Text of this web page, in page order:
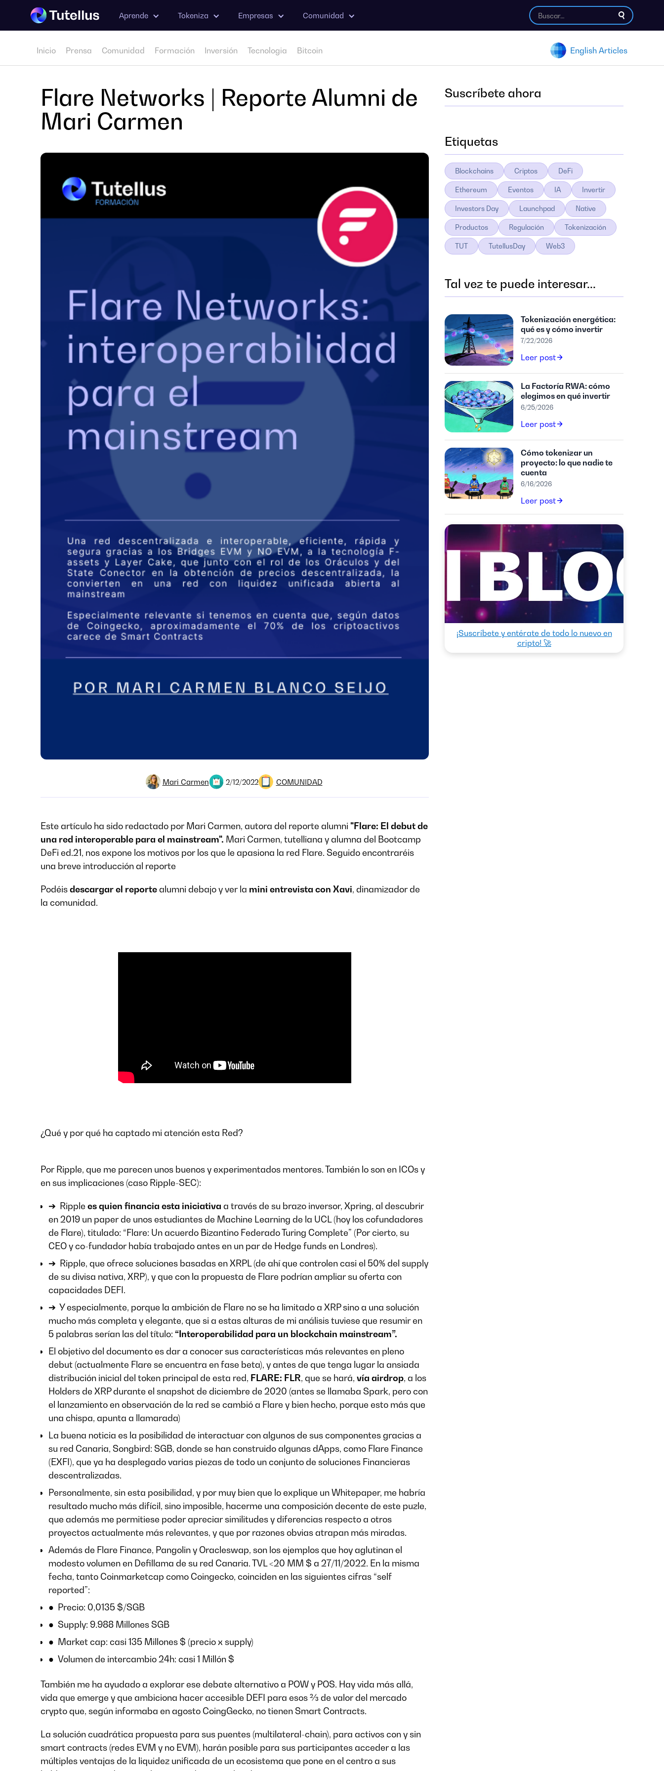
Aprende Tokeniza Empresas Comunidad
Inicio Prensa Comunidad Formación Inversión Tecnologia Bitcoin English Articles
Flare Networks | Reporte Alumni de
Mari Carmen
Mari Carmen 2/12/2022 COMUNIDAD
Este artículo ha sido redactado por Mari Carmen, autora del reporte alumni "Flare: El debut de
una red interoperable para el mainstream". Mari Carmen, tutelliana y alumna del Bootcamp
DeFi ed.21, nos expone los motivos por los que le apasiona la red Flare. Seguido encontraréis
una breve introducción al reporte
Podéisdescargar el reporte alumni debajo y ver la mini entrevista con Xavi, dinamizador de
la comunidad.
¿Qué y por qué ha captado mi atención esta Red?
Por Ripple, que me parecen unos buenos y experimentados mentores. También lo son en ICOs y
en sus implicaciones (caso Ripple-SEC):
➔ Ripple es quien financia esta iniciativa a través de su brazo inversor, Xpring, al descubrir
en 2019 un paper de unos estudiantes de Machine Learning de la UCL (hoy los cofundadores
de Flare), titulado: “Flare: Un acuerdo Bizantino Federado Turing Complete” (Por cierto, su
CEO y co-fundador había trabajado antes en un par de Hedge funds en Londres).
➔ Ripple, que ofrece soluciones basadas en XRPL (de ahí que controlen casi el 50% del supply
de su divisa nativa, XRP), y que con la propuesta de Flare podrían ampliar su oferta con
capacidades DEFI.
➔ Y especialmente, porque la ambición de Flare no se ha limitado a XRP sino a una solución
mucho más completa y elegante, que si a estas alturas de mi análisis tuviese que resumir en
5 palabras serían las del título: “Interoperabilidad para un blockchain mainstream”.
El objetivo del documento es dar a conocer sus características más relevantes en pleno
debut (actualmente Flare se encuentra en fase beta), y antes de que tenga lugar la ansiada
distribución inicial del token principal de esta red, FLARE: FLR, que se hará, vía airdrop, a los
Holders de XRP durante el snapshot de diciembre de 2020 (antes se llamaba Spark, pero con
el lanzamiento en observación de la red se cambió a Flare y bien hecho, porque esto más que
una chispa, apunta a llamarada)
La buena noticia es la posibilidad de interactuar con algunos de sus componentes gracias a
su red Canaria, Songbird: SGB, donde se han construido algunas dApps, como Flare Finance
(EXFI), que ya ha desplegado varias piezas de todo un conjunto de soluciones Financieras
descentralizadas.
Personalmente, sin esta posibilidad, y por muy bien que lo explique un Whitepaper, me habría
resultado mucho más difícil, sino imposible, hacerme una composición decente de este puzle,
que además me permitiese poder apreciar similitudes y diferencias respecto a otros
proyectos actualmente más relevantes, y que por razones obvias atrapan más miradas.
Además de Flare Finance, Pangolin y Oracleswap, son los ejemplos que hoy aglutinan el
modesto volumen en Defillama de su red Canaria. TVL <20 MM $ a 27/11/2022. En la misma
fecha, tanto Coinmarketcap como Coingecko, coinciden en las siguientes cifras “self
reported”:
● Precio: 0,0135 $/SGB
● Supply: 9.988 Millones SGB
● Market cap: casi 135 Millones $ (precio x supply)
● Volumen de intercambio 24h: casi 1 Millón $
También me ha ayudado a explorar ese debate alternativo a POW y POS. Hay vida más allá,
vida que emerge y que ambiciona hacer accesible DEFI para esos 2⁄3 de valor del mercado
crypto que, según informaba en agosto CoingGecko, no tienen Smart Contracts.
La solución cuadrática propuesta para sus puentes (multilateral-chain), para activos con y sin
smart contracts (redes EVM y no EVM), harán posible para sus participantes acceder a las
múltiples ventajas de la liquidez unificada de un ecosistema que pone en el centro a sus
Suscríbete ahora
Etiquetas
Blockchains Criptos DeFi
Ethereum Eventos IA Invertir
Investors Day Launchpad Native
Productos Regulación Tokenización
TUT TutellusDay Web3
Tal vez te puede interesar...
Tokenización energética:
qué es y cómo invertir
7/22/2026
Leer post
La Factoría RWA: cómo
elegimos en qué invertir
6/25/2026
Leer post
Cómo tokenizar un
proyecto: lo que nadie te
cuenta
6/16/2026
Leer post
¡Suscríbete y entérate de todo lo nuevo en
cripto! 🚀